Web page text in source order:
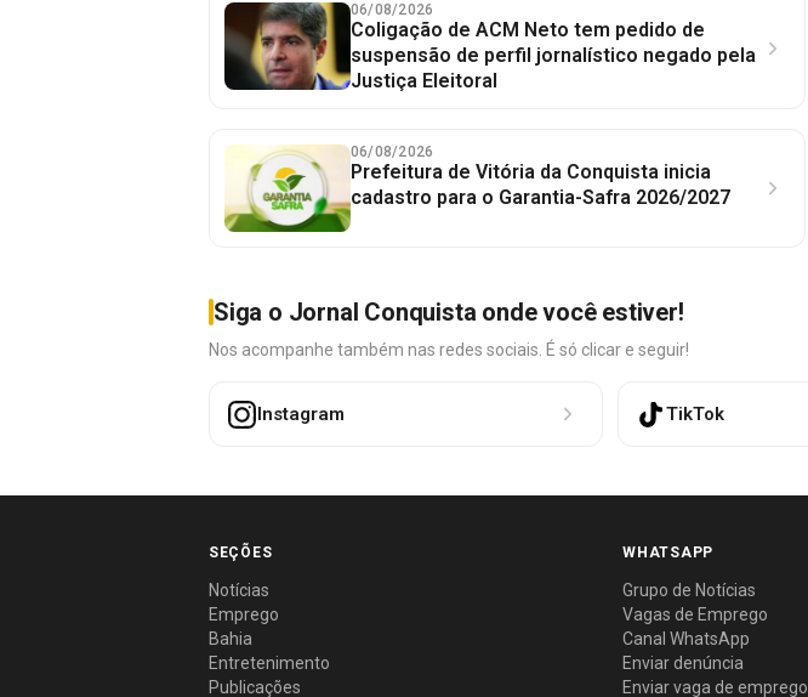
06/08/2026
Coligação de ACM Neto tem pedido de
suspensão de perfil jornalístico negado pela
Justiça Eleitoral
06/08/2026
Prefeitura de Vitória da Conquista inicia
cadastro para o Garantia-Safra 2026/2027
Siga o Jornal Conquista onde você estiver!
Nos acompanhe também nas redes sociais. É só clicar e seguir!
Instagram TikTok
SEÇÕES
Notícias
Emprego
Bahia
Entretenimento
Publicações
WHATSAPP
Grupo de Notícias
Vagas de Emprego
Canal WhatsApp
Enviar denúncia
Enviar vaga de emprego